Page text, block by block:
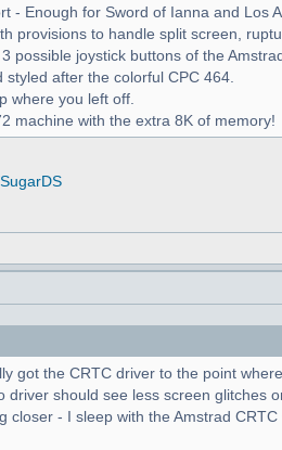
- Enough for Sword of Ianna and Los
provisions to handle split screen,
possible joystick buttons of the
after the colorful CPC 464.
where you left off.
machine with the extra 8K of memory!
got the CRTC driver to the point
should see less screen
- I sleep with the Amstrad